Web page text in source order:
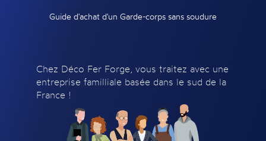
Guide d'achat d'un Garde-corps sans soudure
Chez Déco Fer Forge, vous traitez avec une
entreprise familliale basée dans le sud de la
France !